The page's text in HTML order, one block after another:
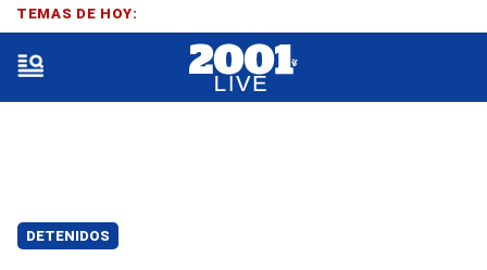
DETENIDOS
TEMAS DE HOY: